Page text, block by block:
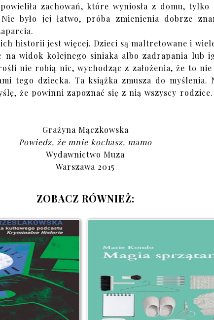
zachowań, które wyniosła z domu, tylko
było jej łatwo, próba zmienienia dobrze
historii jest więcej. Dzieci są maltretowane i
na widok kolejnego siniaka albo zadrapania lub
nie robią nic, wychodząc z założenia, że to
tego dziecka. Ta książka zmusza do myślenia.
że powinni zapoznać się z nią wszyscy
Grażyna Mączkowska
Powiedz, że mnie kochasz, mamo
Wydawnictwo Muza
Warszawa 2015
ZOBACZ RÓWNIEŻ: